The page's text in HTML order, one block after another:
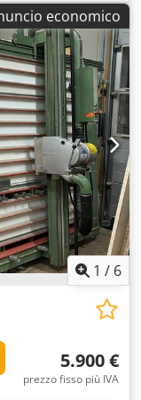
taglio
Supporto materiale
min Potenza
1500 mm
economico
1 / 6
5.900 €
prezzo fisso più IVA